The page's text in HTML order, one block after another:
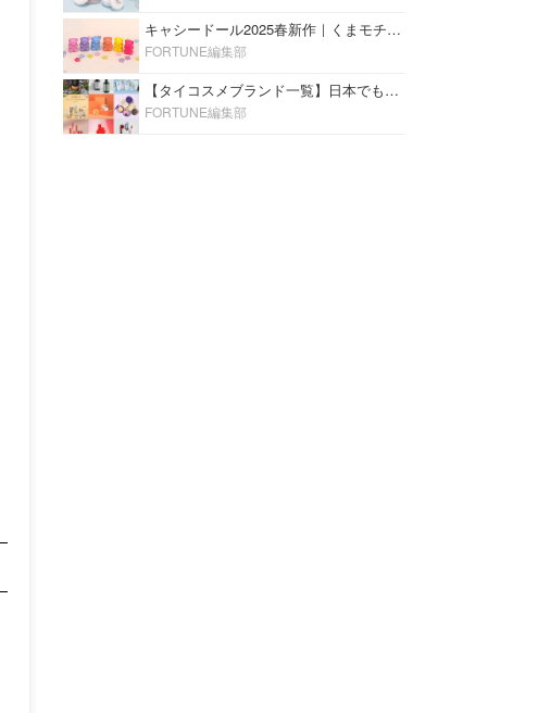
キャシードール2025春新作｜くまモチーフのミニリップ「シャイニーベア リップモイスト」をレビュー♡
FORTUNE編集部
【タイコスメブランド一覧】日本でも人気沸騰中の“タイコスメ”ブランド20選！
FORTUNE編集部